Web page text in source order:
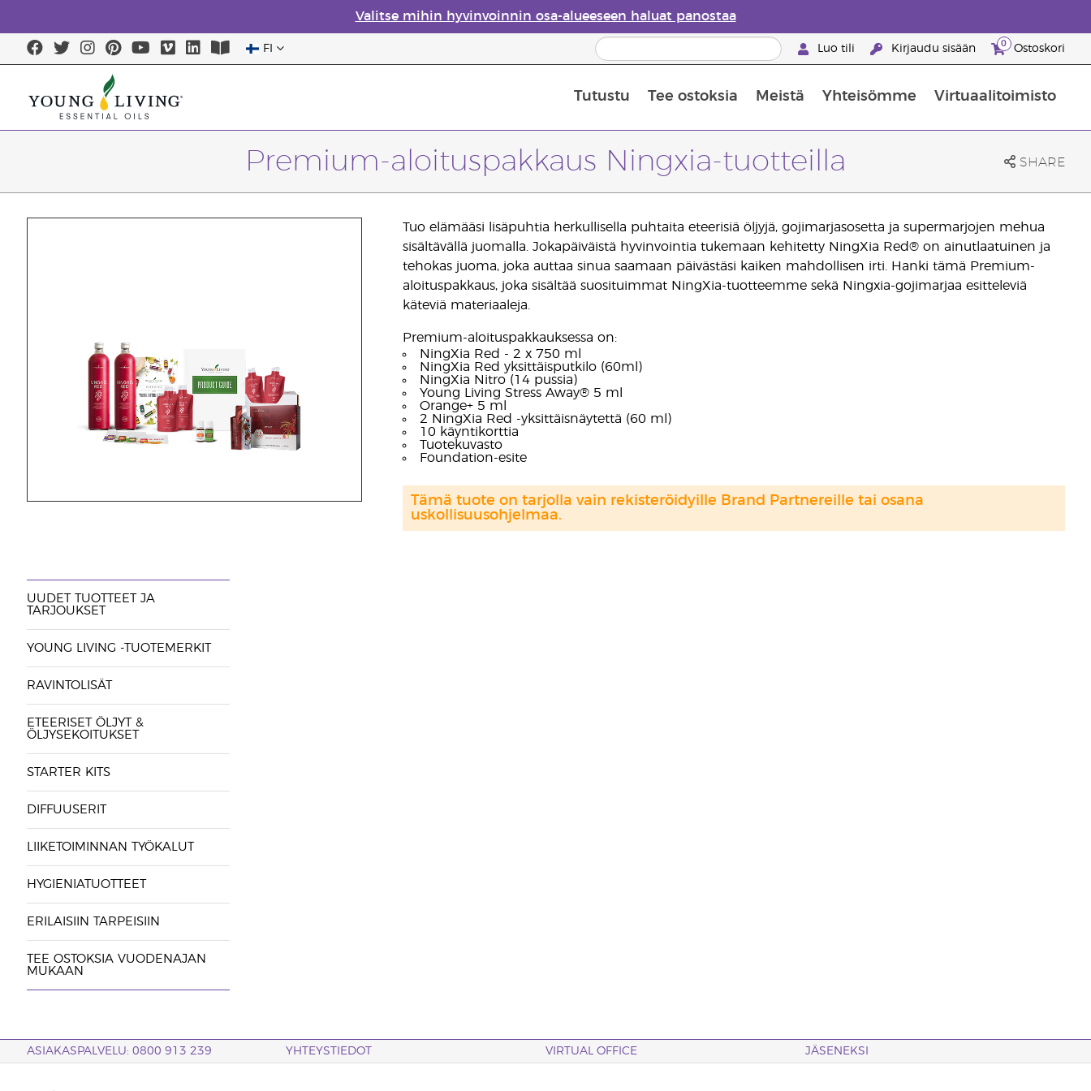
Valitse mihin hyvinvoinnin osa-alueeseen haluat panostaa
FI Luo tili Kirjaudu sisään 0 Ostoskori
Tutustu Tee ostoksia Meistä Yhteisömme Virtuaalitoimisto
Premium-aloituspakkaus Ningxia-tuotteilla SHARE
Tuo elämääsi lisäpuhtia herkullisella puhtaita eteerisiä öljyjä, gojimarjasosetta ja supermarjojen mehua
sisältävällä juomalla. Jokapäiväistä hyvinvointia tukemaan kehitetty NingXia Red® on ainutlaatuinen ja
tehokas juoma, joka auttaa sinua saamaan päivästäsi kaiken mahdollisen irti. Hanki tämä Premium-
aloituspakkaus, joka sisältää suosituimmat NingXia-tuotteemme sekä Ningxia-gojimarjaa esitteleviä
käteviä materiaaleja.
Premium-aloituspakkauksessa on:
NingXia Red - 2 x 750 ml
NingXia Red yksittäisputkilo (60ml)
NingXia Nitro (14 pussia)
Young Living Stress Away® 5 ml
Orange+ 5 ml
2 NingXia Red -yksittäisnäytettä (60 ml)
10 käyntikorttia
Tuotekuvasto
Foundation-esite
Tämä tuote on tarjolla vain rekisteröidyille Brand Partnereille tai osana
uskollisuusohjelmaa.
UUDET TUOTTEET JA
TARJOUKSET
YOUNG LIVING -TUOTEMERKIT
RAVINTOLISÄT
ETEERISET ÖLJYT &
ÖLJYSEKOITUKSET
STARTER KITS
DIFFUUSERIT
LIIKETOIMINNAN TYÖKALUT
HYGIENIATUOTTEET
ERILAISIIN TARPEISIIN
TEE OSTOKSIA VUODENAJAN
MUKAAN
ASIAKASPALVELU: 0800 913 239 YHTEYSTIEDOT VIRTUAL OFFICE JÄSENEKSI